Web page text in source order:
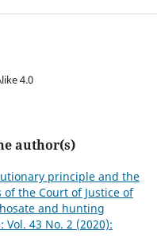
4.0
author(s)
principle and the
the Court of Justice of
and hunting
Vol. 43 No. 2 (2020):